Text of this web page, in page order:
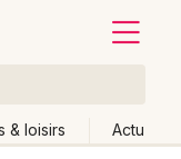
& loisirs Actu